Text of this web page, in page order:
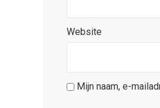
Website
Mijn naam, e-